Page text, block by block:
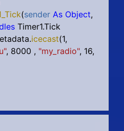
(sender As Object,
Timer1.Tick
icecast(1,
, 8000 , "my_radio", 16,